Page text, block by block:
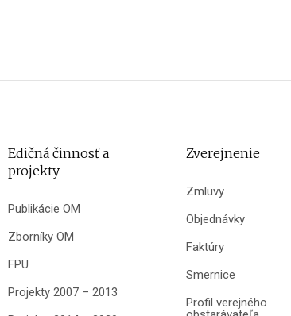
Edičná činnosť a
projekty
Publikácie OM
Zborníky OM
FPU
Projekty 2007 – 2013
Zverejnenie
Zmluvy
Objednávky
Faktúry
Smernice
Profil verejného